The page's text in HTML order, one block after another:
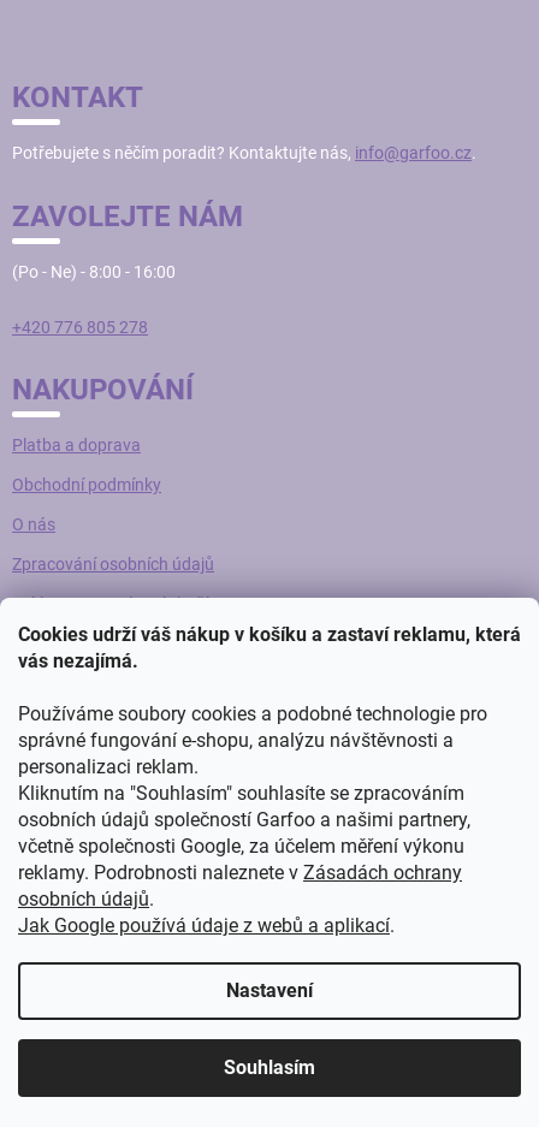
Cookies udrží váš nákup v košíku a zastaví reklamu, která
vás nezajímá.
Používáme soubory cookies a podobné technologie pro
správné fungování e-shopu, analýzu návštěvnosti a
personalizaci reklam.
Kliknutím na "Souhlasím" souhlasíte se zpracováním
osobních údajů společností Garfoo a našimi partnery,
včetně společnosti Google, za účelem měření výkonu
reklamy. Podrobnosti naleznete v Zásadách ochrany
osobních údajů.
Jak Google používá údaje z webů a aplikací.
Nastavení
Souhlasím
k
v
A
T
KONTAKT
Potřebujete s něčím poradit? Kontaktujte nás, info@garfoo.cz.
ZAVOLEJTE NÁM
(Po - Ne) - 8:00 - 16:00
+420 776 805 278
NAKUPOVÁNÍ
Platba a doprava
Obchodní podmínky
O nás
Zpracování osobních údajů
Reklamace a vrácení zboží
Velkoobchod
VELKOOBCHOD
Výhody pro velkoobchod,
99% PRODUKTŮ SKLADEM
DOPRAVA ZDARMA OD 5 000 KČ